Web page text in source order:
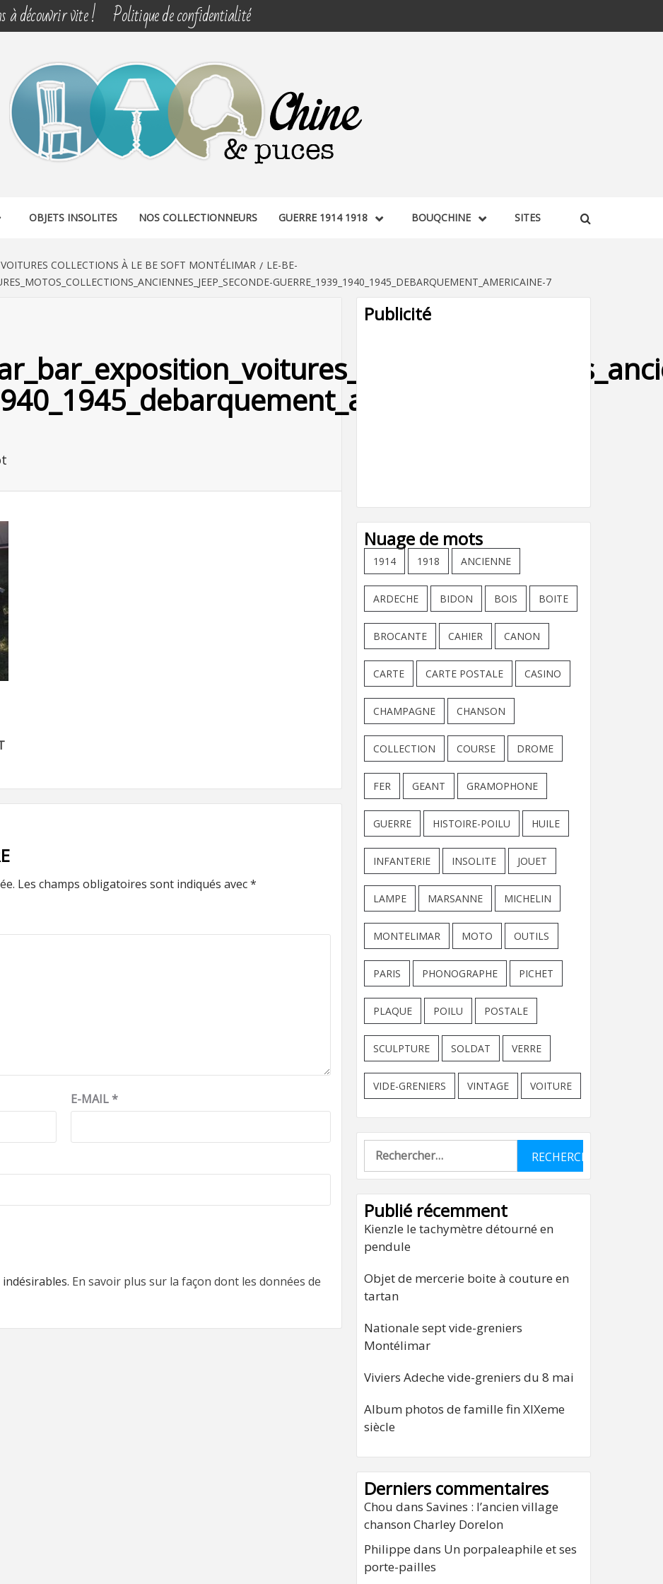
à découvrir vite ! Politique de confidentialité
& PUCES
OBJETS INSOLITES NOS COLLECTIONNEURS GUERRE 1914 1918 BOUQCHINE SITES
VOITURES COLLECTIONS À LE BE SOFT MONTÉLIMAR
LE-BE-
GUERRE_1939_1940_1945_DEBARQUEMENT_AMERICAINE-7
Les champs obligatoires sont indiqués avec*
E-MAIL*
En savoir plus sur la façon dont les données de
Publicité
Nuage de mots
1914 1918 ANCIENNE
ARDECHE BIDON BOIS BOITE
BROCANTE CAHIER CANON
CARTE CARTE POSTALE CASINO
CHAMPAGNE CHANSON
COLLECTION COURSE DROME
FER GEANT GRAMOPHONE
GUERRE HISTOIRE-POILU HUILE
INFANTERIE INSOLITE JOUET
LAMPE MARSANNE MICHELIN
MONTELIMAR MOTO OUTILS
PARIS PHONOGRAPHE PICHET
PLAQUE POILU POSTALE
SCULPTURE SOLDAT VERRE
VIDE-GRENIERS VINTAGE VOITURE
Rechercher :
Publié récemment
Kienzle le tachymètre détourné en
pendule
Objet de mercerie boite à couture en
tartan
Nationale sept vide-greniers
Montélimar
Viviers Adeche vide-greniers du 8 mai
Album photos de famille fin XIXeme
siècle
Derniers commentaires
Chou dans Savines : l’ancien village
chanson Charley Dorelon
Philippe dans Un porpaleaphile et ses
porte-pailles